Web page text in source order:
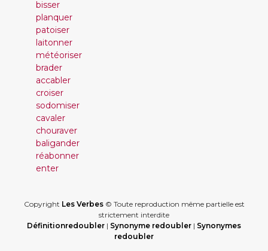
bisser
planquer
patoiser
laitonner
météoriser
brader
accabler
croiser
sodomiser
cavaler
chouraver
baligander
réabonner
enter
Copyright Les Verbes© Toute reproduction même partielle est
strictement interdite
Définitionredoubler | Synonyme redoubler | Synonymes
redoubler